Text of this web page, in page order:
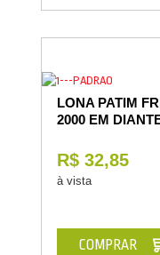
LONA PATIM
2000 EM
R$ 32,85
à vista
COMPRAR